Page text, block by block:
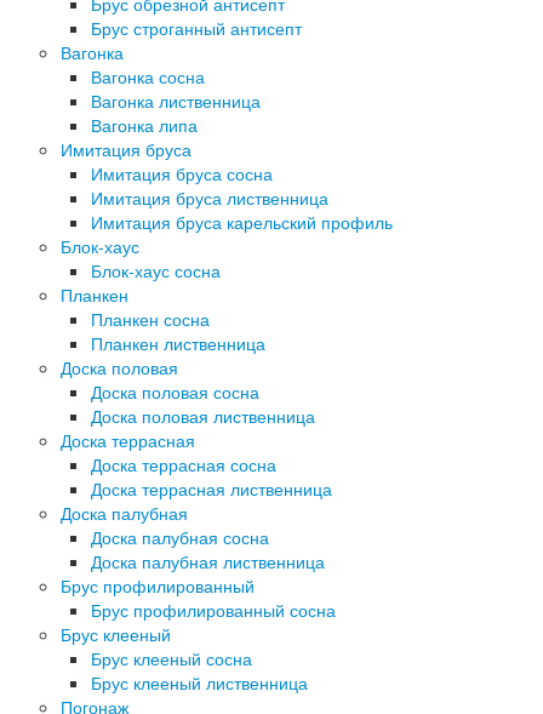
Брус строганный антисепт
Вагонка
Вагонка сосна
Вагонка лиственница
Вагонка липа
Имитация бруса
Имитация бруса сосна
Имитация бруса лиственница
Имитация бруса карельский профиль
Блок-хаус
Блок-хаус сосна
Планкен
Планкен сосна
Планкен лиственница
Доска половая
Доска половая сосна
Доска половая лиственница
Доска террасная
Доска террасная сосна
Доска террасная лиственница
Доска палубная
Доска палубная сосна
Доска палубная лиственница
Брус профилированный
Брус профилированный сосна
Брус клееный
Брус клееный сосна
Брус клееный лиственница
Погонаж